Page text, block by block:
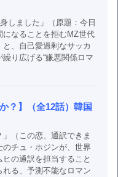
しました」（原題：今日
なることを拒むMZ世代
、自己愛過剰なサッカ
り広げる“嫌悪関係ロマ
？】（全12話）韓国
」（この恋、通訳できま
チュ・ホジンが、世界
の通訳を担当すること
る、予測不能なロマン